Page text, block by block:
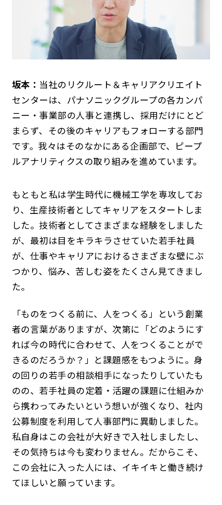
坂本： 当社のリクルート＆キャリアクリエイト
センターは、パナソニックグループの各カンパ
ニー・事業部の人事と連携し、採用だけにとど
まらず、その後のキャリアもフォローする部門
です。我々はそのなかにある企画部で、ピープ
ルアナリティクスの取り組みを進めています。
もともと私は学生時代に機械工学を専攻してお
り、生産技術者としてキャリアをスタートしま
した。技術者としてさまざまな経験をしました
が、最初は目をキラキラさせていた若手社員
が、仕事やキャリアにおけるさまざまな壁にぶ
つかり、悩み、苦しむ姿をたくさん見てきまし
た。
「ものをつくる前に、人をつくる」という創業
者の言葉がありますが、次第に「どのようにす
れば今の時代に合わせて、人をつくることがで
きるのだろうか？」と課題感をもつように。身
の回りの若手の相談相手になったりしていたも
のの、若手社員の定着・活躍の課題に仕組みか
ら携わってみたいという想いが強くなり、社内
公募制度を利用して人事部門に異動しました。
私自身はこの会社が大好きで入社しましたし、
その気持ちは今も変わりません。だからこそ、
この会社に入った人には、イキイキと働き続け
てほしいと願っています。